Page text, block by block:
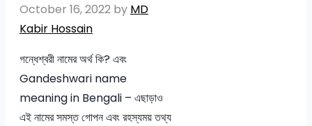
October 16, 2022 by MD
Kabir Hossain
গন্ধেশ্বরী নামের অর্থ কি? এবং
Gandeshwari name
meaning in Bengali – এছাড়াও
এই নামের সমস্ত গোপন এবং রহস্যময় তথ্য